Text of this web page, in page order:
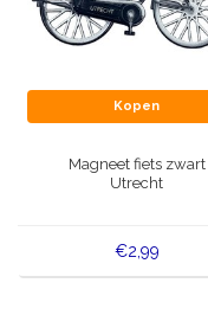
Speelkaarten
Kopen
Magneet fiets zwart
Utrecht
€2,99